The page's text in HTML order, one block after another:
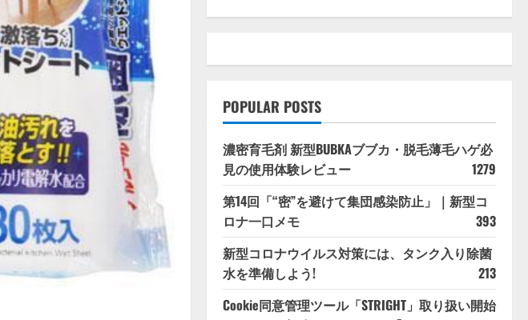
POPULAR POSTS
濃密育毛剤 新型BUBKAブブカ・脱毛薄毛ハゲ必
見の使用体験レビュー
1279
第14回「“密”を避けて集団感染防止」｜新型コ
ロナ一口メモ
393
新型コロナウイルス対策には、タンク入り除菌
水を準備しよう!
213
Cookie同意管理ツール「STRIGHT」取り扱い開始